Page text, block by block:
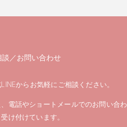
談／お問い合わせ
からお気軽にご相談ください。
電話やショートメールでのお問い合わ
け付けています。